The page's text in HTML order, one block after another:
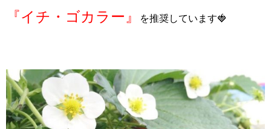
『イチ・ゴカラー』 を推奨しています🍓